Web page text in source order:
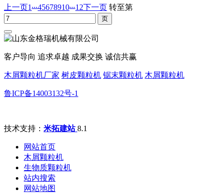
上一页1...45678910...12下一页 转至第
客户导向 追求卓越 成果交换 诚信共赢
木屑颗粒机厂家 树皮颗粒机 锯末颗粒机 木屑颗粒机
鲁ICP备14003132号-1
技术支持： 米拓建站8.1
网站首页
木屑颗粒机
生物质颗粒机
站内搜索
网站地图